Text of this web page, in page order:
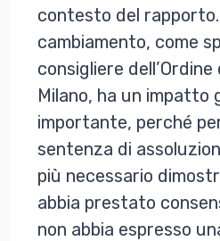
contesto del
cambiamento, come
consigliere
Milano, ha un impatto
importante, perché
sentenza di
più necessario
abbia prestato
non abbia espresso